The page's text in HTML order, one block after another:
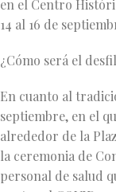
en el Centro
14 al 16 de
¿Cómo será el
En cuanto al
septiembre, en el
alrededor de la
la ceremonia de
personal de salud